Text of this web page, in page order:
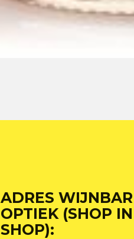
ADRES
OPTIEK (SHOP IN
SHOP):